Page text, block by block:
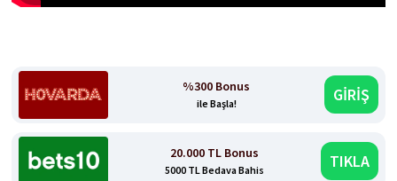
%300 Bonus
ile Başla! GİRİŞ
20.000 TL Bonus
5000 TL Bedava Bahis TIKLA